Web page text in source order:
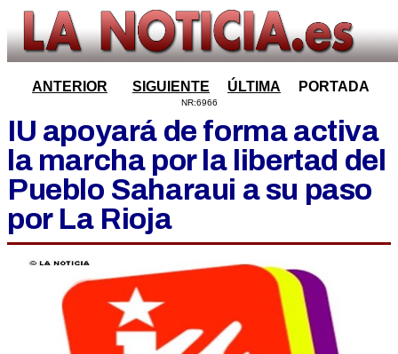
ANTERIOR SIGUIENTE ÚLTIMA PORTADA
NR:6966
IU apoyará de forma activa
la marcha por la libertad del
Pueblo Saharaui a su paso
por La Rioja